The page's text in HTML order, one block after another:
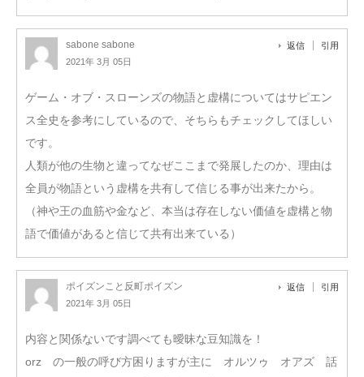
sabone sabone
2021年 3月 05日
返信 引用
ゲーム・オブ・スローンズの物語と虚構についてはサピエン
ス全史を参考にしているので、そちらもチェックしてほしい
です。
人類が他の生物と違ってなぜここまで発展したのか、理由は
全員が物語という虚構を共有して信じる事が出来たから。
（神や王の血筋や金など、本当は存在しない価値を虚構と物
語で価値があると信じて共有出来ている）
ポイズンこと反町ポイズン
2021年 3月 05日
返信 引用
内容と関係ないです調べても曖昧な豆知識を！
orz の一般の呼び方困りますが主に オルツゥ オアズ 話